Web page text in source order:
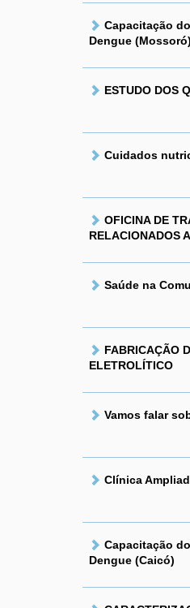
Capacitação
Dengue (Mossoró)
ESTUDO DOS
Cuidados
OFICINA DE
RELACIONADOS
Saúde na
FABRICAÇÃO
ELETROLÍTICO
Vamos falar
Clínica
Capacitação
Dengue (Caicó)